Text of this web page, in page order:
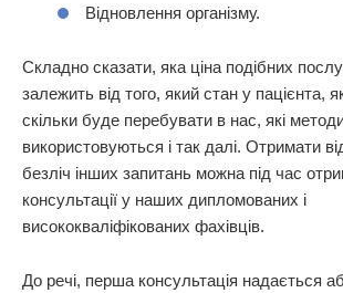
Відновлення організму.
Складно сказати, яка ціна подібних
залежить від того, який стан у пацієнта,
скільки буде перебувати в нас, які
використовуються і так далі. Отримати
безліч інших запитань можна під час
консультації у наших дипломованих і
висококваліфікованих фахівців.
До речі, перша консультація надається